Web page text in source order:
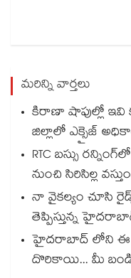
మరిన్ని వార్తలు
కిరాణా షాపుల్లో ఇవి
జిల్లాలో ఎక్సైజ్
RTC బస్సు
నుంచి సిరిసిల్ల
నా వైకల్యం చూసి రైడ్స్
తెప్పిస్తున్న
హైదరాబాద్ లోని ఈ
దొరికాయి... మీ బండి